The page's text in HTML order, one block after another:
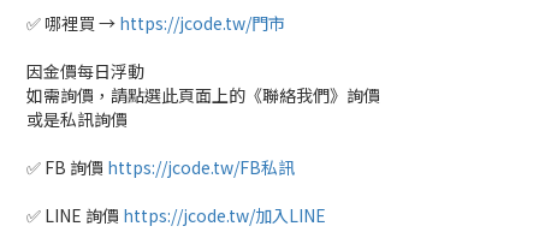
✅ 哪裡買 → https://jcode.tw/門市
因金價每日浮動
如需詢價，請點選此頁面上的《聯絡我們》詢價
或是私訊詢價
✅ FB 詢價 https://jcode.tw/FB私訊
✅ LINE 詢價 https://jcode.tw/加入LINE